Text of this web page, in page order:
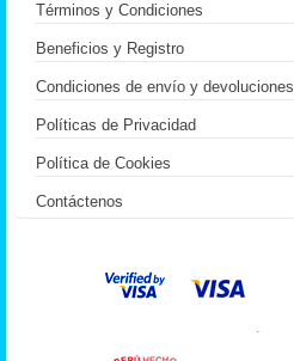
Términos y Condiciones
Beneficios y Registro
Condiciones de envío y devoluciones
Políticas de Privacidad
Política de Cookies
Contáctenos
.